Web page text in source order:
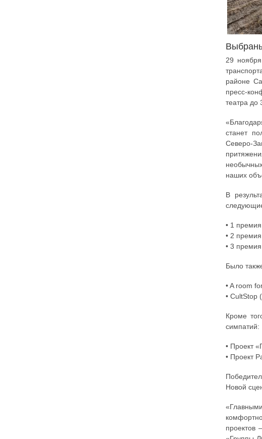
29
районе
пресс-
театра до
станет
Северо-
наших
В
• 1
• 2
• 3
Было
• A room
• CultStop
Кроме
симпатий:
• Проект
• Проект
Новой
проектов